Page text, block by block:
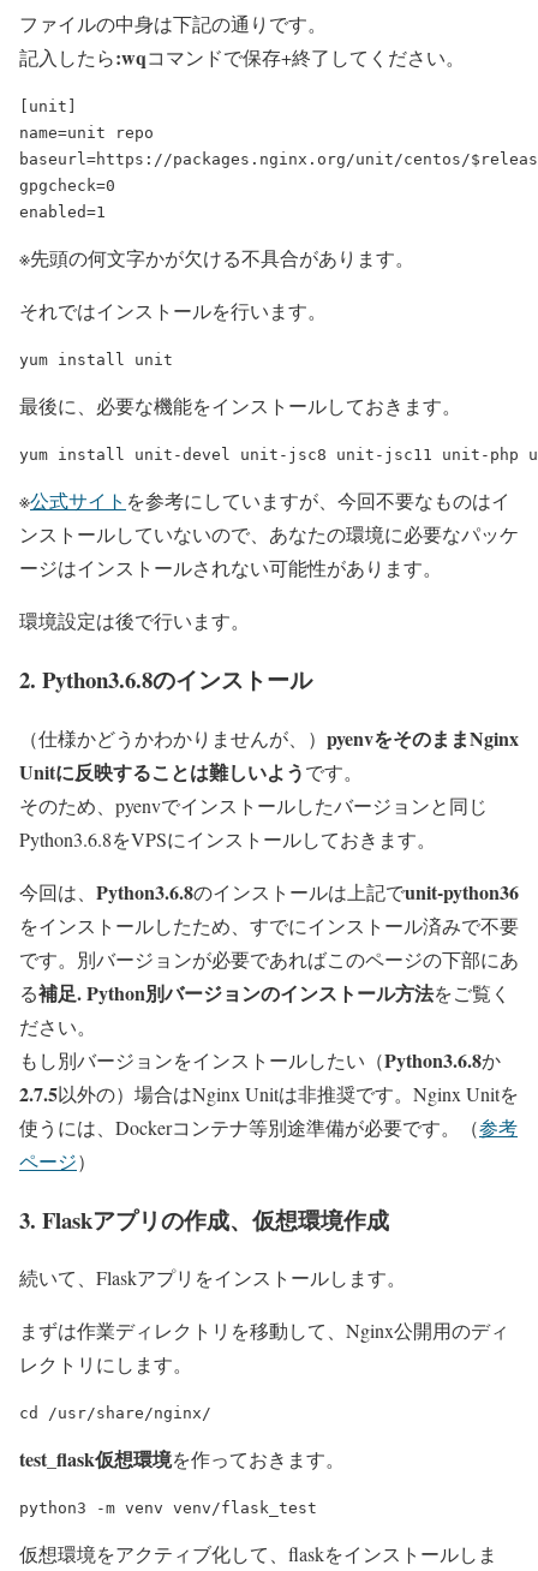
ファイルの中身は下記の通りです。
記入したら:wqコマンドで保存+終了してください。
[unit]
name=unit repo
baseurl=https://packages.nginx.org/unit/centos/
gpgcheck=0
※先頭の何文字かが欠ける不具合があります。
それではインストールを行います。
最後に、必要な機能をインストールしておきます。
※公式サイト を参考にしていますが、今回不要なものはイ
ンストールしていないので、あなたの環境に必要なパッケ
ージはインストールされない可能性があります。
環境設定は後で行います。
2. Python3.6.8のインストール
（仕様かどうかわかりませんが、） pyenvをそのままNginx
Unitに反映することは難しいようです。
そのため、pyenvでインストールしたバージョンと同じ
Python3.6.8をVPSにインストールしておきます。
今回は、 Python3.6.8のインストールは上記でunit-python36
をインストールしたため、すでにインストール済みで不要
です。別バージョンが必要であればこのページの下部にあ
る補足. Python別バージョンのインストール方法をご覧く
ださい。
もし別バージョンをインストールしたい（Python3.6.8か
2.7.5以外の）場合はNginx Unitは非推奨です。Nginx Unitを
使うには、Dockerコンテナ等別途準備が必要です。（参考
ページ）
3. Flaskアプリの作成、仮想環境作成
続いて、Flaskアプリをインストールします。
まずは作業ディレクトリを移動して、Nginx公開用のディ
レクトリにします。
test_flask仮想環境を作っておきます。
仮想環境をアクティブ化して、flaskをインストールしま